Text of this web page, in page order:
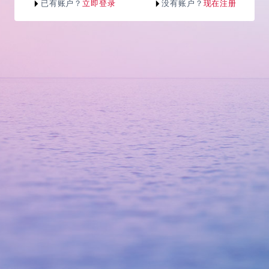
已有账户？ 立即登录 没有账户？ 现在注册